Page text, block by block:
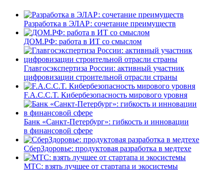
Разработка в ЭЛАР: сочетание преимуществ
ДОМ.РФ: работа в ИТ со смыслом
Главгосэкспертиза России: активный участник
цифровизации строительной отрасли страны
F.A.C.C.T. Кибербезопасность мирового уровня
Банк «Санкт-Петербург»: гибкость и инновации
в финансовой сфере
СберЗдоровье: продуктовая разработка в медтехе
МТС: взять лучшее от стартапа и экосистемы